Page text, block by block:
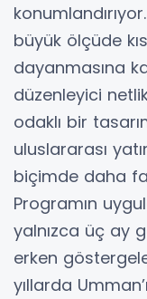
büyük ölçüde
dayanmasına
düzenleyici
odaklı bir
uluslararası
biçimde daha
Programın
yalnızca üç ay
erken
yıllarda